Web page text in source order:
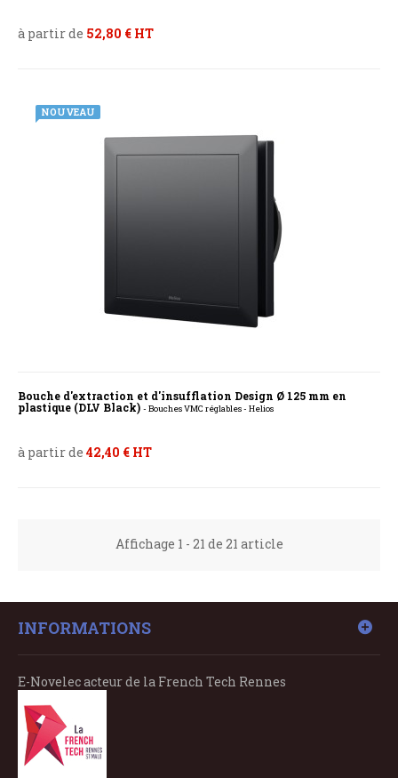
à partir de 52,80 € HT
NOUVEAU
Bouche d'extraction et d'insufflation Design Ø 125 mm en
plastique (DLV Black) - Bouches VMC réglables - Helios
à partir de 42,40 € HT
Affichage 1 - 21 de 21 article
INFORMATIONS
E-Novelec acteur de la French Tech Rennes